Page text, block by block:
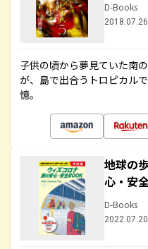
D-Books
子供の頃から夢見ていた南
が、島で出合うトロピカル
憶。
地球の
心・安
D-Books